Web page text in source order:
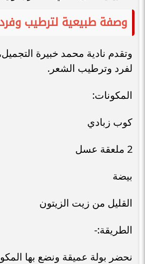
وصفة طبيعية لترطيب
وتقدم نادية محمد خبيرة
لفرد وترطيب الشعر.
المكونات:
كوب زبادي
2 ملعقة عسل
بيضة
القليل من زيت الزيتون
الطريقة:-
نحضر بولة عميقة ونضع بها